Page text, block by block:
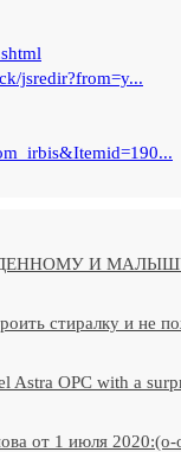
jsredir?from=y...
И
стиралку и не
Astra OPC with a
от 1 июля 2020:(o-